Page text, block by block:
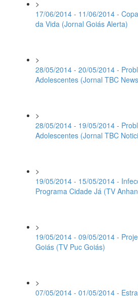
>
17/06/2014 - 11/06/2014 -
da Vida (Jornal Goiás Alerta)
>
28/05/2014 - 20/05/2014 -
Adolescentes (Jornal TBC
>
28/05/2014 - 19/05/2014 -
Adolescentes (Jornal TBC
>
19/05/2014 - 15/05/2014 -
Programa Cidade Já (TV
>
19/05/2014 - 09/05/2014 -
Goiás (TV Puc Goiás)
>
07/05/2014 - 01/05/2014 -